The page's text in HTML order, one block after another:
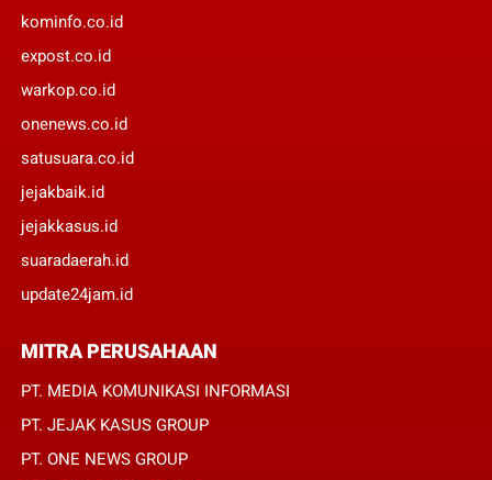
kominfo.co.id
expost.co.id
warkop.co.id
onenews.co.id
satusuara.co.id
jejakbaik.id
jejakkasus.id
suaradaerah.id
update24jam.id
MITRA PERUSAHAAN
PT. MEDIA KOMUNIKASI INFORMASI
PT. JEJAK KASUS GROUP
PT. ONE NEWS GROUP